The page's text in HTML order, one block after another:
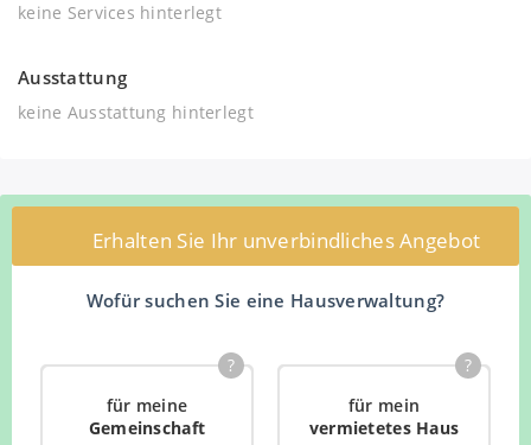
keine Services hinterlegt
Ausstattung
keine Ausstattung hinterlegt
Erhalten Sie Ihr unverbindliches Angebot
Wofür suchen Sie eine Hausverwaltung?
für meine
Gemeinschaft
?
für mein
vermietetes Haus
?